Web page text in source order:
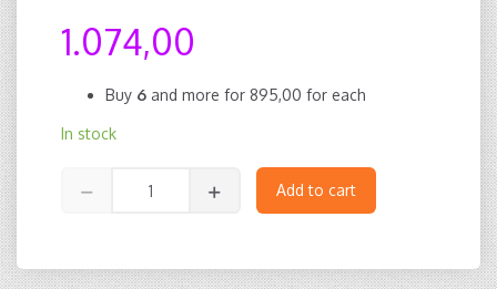
1.074,00
Buy 6 and more for 895,00 for each
In stock
Add to cart